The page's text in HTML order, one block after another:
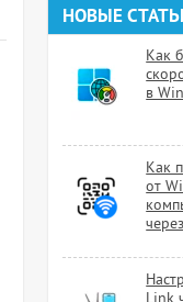
НОВЫЕ
Как
в
Как
от